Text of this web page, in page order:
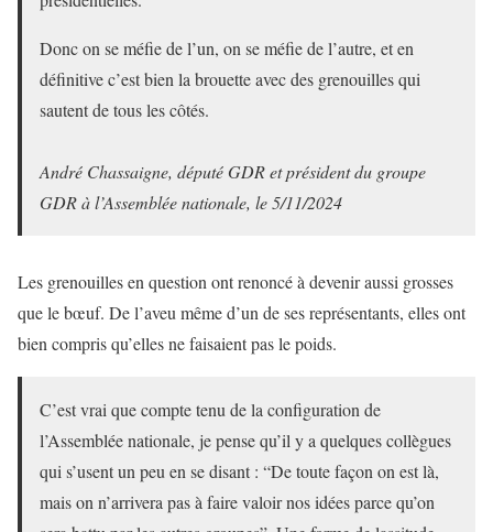
Donc on se méfie de l’un, on se méfie de l’autre, et en
définitive c’est bien la brouette avec des grenouilles qui
sautent de tous les côtés.
André Chassaigne, député GDR et président du groupe
GDR à l’Assemblée nationale, le 5/11/2024
Les grenouilles en question ont renoncé à devenir aussi grosses
que le bœuf. De l’aveu même d’un de ses représentants, elles ont
bien compris qu’elles ne faisaient pas le poids.
C’est vrai que compte tenu de la configuration de
l’Assemblée nationale, je pense qu’il y a quelques collègues
qui s’usent un peu en se disant : “De toute façon on est là,
mais on n’arrivera pas à faire valoir nos idées parce qu’on